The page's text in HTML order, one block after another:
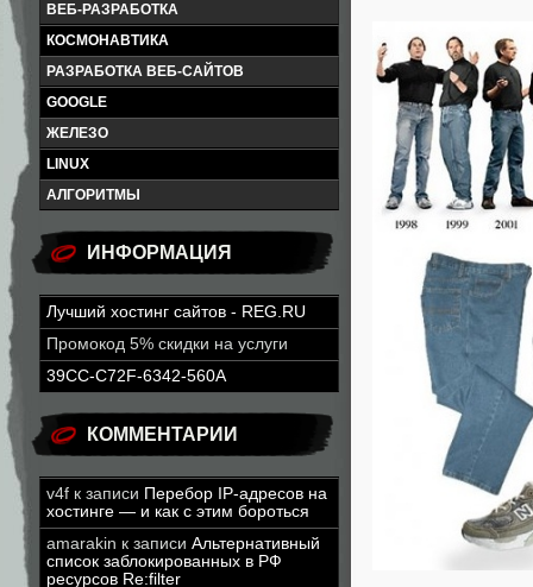
ВЕБ-РАЗРАБОТКА
КОСМОНАВТИКА
РАЗРАБОТКА ВЕБ-САЙТОВ
GOOGLE
ЖЕЛЕЗО
LINUX
АЛГОРИТМЫ
ИНФОРМАЦИЯ
Лучший хостинг сайтов - REG.RU
Промокод 5% скидки на услуги
39CC-C72F-6342-560A
КОММЕНТАРИИ
v4f к записи Перебор IP-адресов на
хостинге — и как с этим бороться
amarakin к записи Альтернативный
список заблокированных в РФ
ресурсов Re:filter